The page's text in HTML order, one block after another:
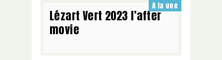
A la une
Lézart Vert 2023 l’after
movie